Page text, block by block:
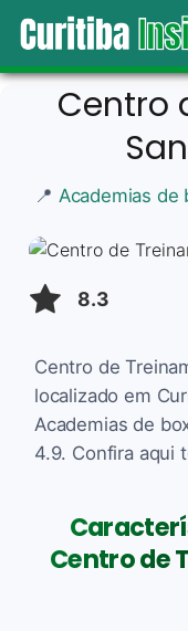
Centro
📍 Academias de
8.3
Centro de
localizado em
Academias de
4.9. Confira aqui
Centro de